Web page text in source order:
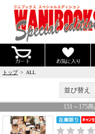
トップ> ALL
並び替え
151 ～ 175商